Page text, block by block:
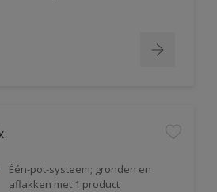
Één-pot-systeem; gronden en
aflakken met 1 product